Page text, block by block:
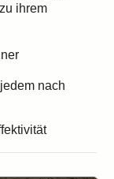
ihrem
nach